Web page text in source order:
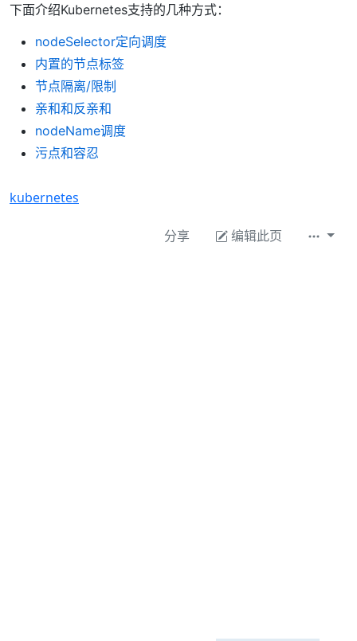
下面介绍Kubernetes支持的几种方式：
nodeSelector定向调度
内置的节点标签
节点隔离/限制
亲和和反亲和
nodeName调度
污点和容忍
kubernetes
分享 编辑此页